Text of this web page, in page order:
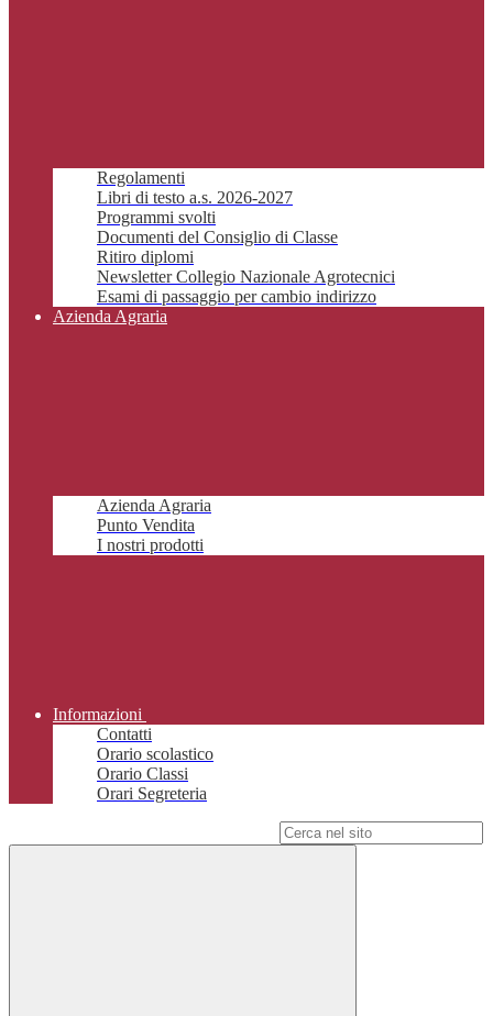
Regolamenti
Libri di testo a.s. 2026-2027
Programmi svolti
Documenti del Consiglio di Classe
Ritiro diplomi
Newsletter Collegio Nazionale Agrotecnici
Esami di passaggio per cambio indirizzo
Azienda Agraria
Azienda Agraria
Punto Vendita
I nostri prodotti
Informazioni
Contatti
Orario scolastico
Orario Classi
Orari Segreteria